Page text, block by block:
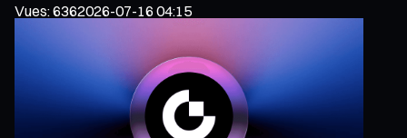
Vues:6362026-07-16 04:15